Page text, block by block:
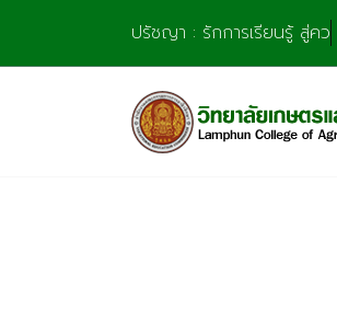
content
ปรัชญา : รักการเรียนรู้ สู่ความ